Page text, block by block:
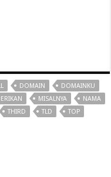
DOMAIN
DOMAINKU
MISALNYA
NAMA
THIRD TLD TOP